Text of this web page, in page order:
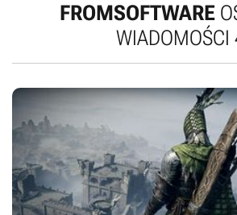
FROMSOFTWARE
WIADOMOŚCI